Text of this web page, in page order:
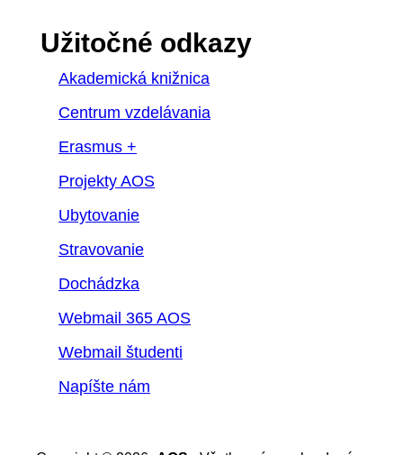
Užitočné odkazy
Akademická knižnica
Centrum vzdelávania
Erasmus +
Projekty AOS
Ubytovanie
Stravovanie
Dochádzka
Webmail 365 AOS
Webmail študenti
Napíšte nám